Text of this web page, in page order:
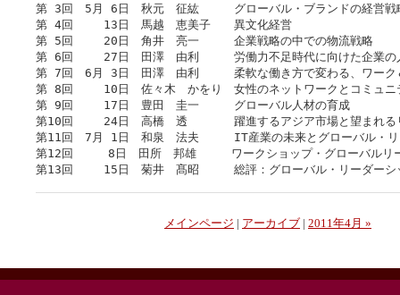
第 3回　5月 6日　秋元　征紘　　　グローバル・ブランドの経営戦
第 4回　　 13日　馬越　恵美子　　異文化経営
第 5回　　 20日　角井　亮一　　　企業戦略の中での物流戦略
第 6回　　 27日　田澤　由利　　　労働力不足時代に向けた企業の
第 7回　6月 3日　田澤　由利　　　柔軟な働き方で変わる、ワーク
第 8回　　 10日　佐々木　かをり　女性のネットワークとコミュニ
第 9回　　 17日　豊田　圭一　　　グローバル人材の育成
第10回　 　24日　高橋　透　　　　躍進するアジア市場と望まれる
第11回　7月 1日　和泉　法夫　　　IT産業の未来とグローバル・
第12回　　　8日　田所　邦雄　　　ワークショップ・グローバルリ
メインページ | アーカイブ | 2011年4月 »